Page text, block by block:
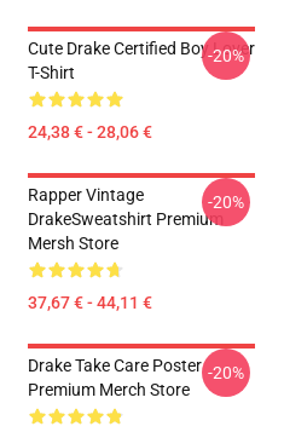
Cute Drake Certified Boy Lover
T-Shirt
24,38 € - 28,06 €
-20%
Rapper Vintage
DrakeSweatshirt Premium
Mersh Store
37,67 € - 44,11 €
-20%
Drake Take Care Poster
Premium Merch Store
-20%